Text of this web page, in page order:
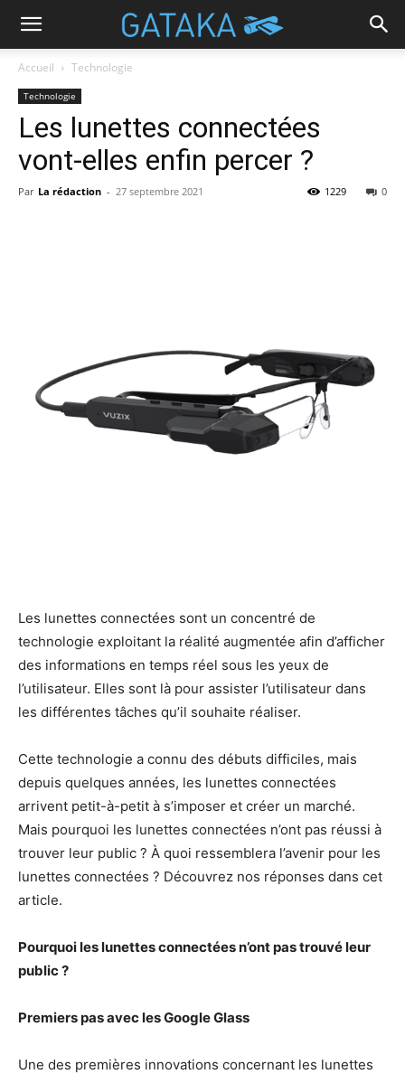
Accueil Technologie
Technologie
Les lunettes connectées
vont-elles enfin percer ?
Par La rédaction - 27 septembre 2021 0
1229
Les lunettes connectées sont un concentré de
technologie exploitant la réalité augmentée afin d’afficher
des informations en temps réel sous les yeux de
l’utilisateur. Elles sont là pour assister l’utilisateur dans
les différentes tâches qu’il souhaite réaliser.
Cette technologie a connu des débuts difficiles, mais
depuis quelques années, les lunettes connectées
arrivent petit-à-petit à s’imposer et créer un marché.
Mais pourquoi les lunettes connectées n’ont pas réussi à
trouver leur public ? À quoi ressemblera l’avenir pour les
lunettes connectées ? Découvrez nos réponses dans cet
article.
Pourquoi les lunettes connectées n’ont pas trouvé leur
public ?
Premiers pas avec les Google Glass
Une des premières innovations concernant les lunettes